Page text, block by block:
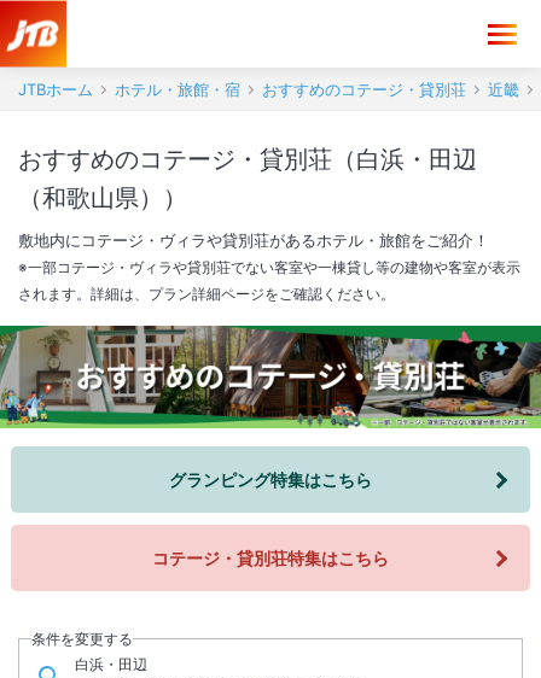
JTBホーム ホテル・旅館・宿 おすすめのコテージ・貸別荘 近畿
おすすめのコテージ・貸別荘（白浜・田辺
（和歌山県））
敷地内にコテージ・ヴィラや貸別荘があるホテル・旅館をご紹介！
※一部コテージ・ヴィラや貸別荘でない客室や一棟貸し等の建物や客室が表示
されます。詳細は、プラン詳細ページをご確認ください。
コテージ・貸別荘特集はこちら
グランピング特集はこちら
条件を変更する
白浜・田辺